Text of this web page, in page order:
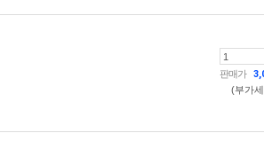
판매가
(부가